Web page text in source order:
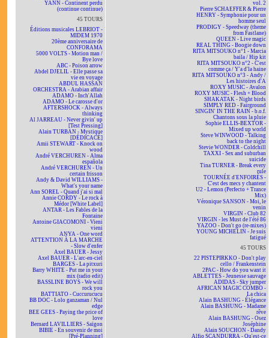
YANN - Continent perdu
(continue continue)
45 TOURS
Éditions musicales LEBRIOT -
MIDEM 1970
20ème anniversaire de
CONFORAMA
5000 VOLTS - Motion man /
Bye love
ABC - Poison arrow
Abdel DJELIL - Elle passe sa
vie en voyage
ABDUL HASSAN
ORCHESTRA - Arabian affair
ADAMO - Inch'Allah
ADAMO - Le carosse d'or
AFTERSHOCK - Always
thinking
Al JARREAU - Never givin' up
[Test Pressing]
Alain TURBAN - Mystique
[DÉDICACÉ]
Amii STEWART - Knock on
wood
André VERCHUREN - Alma
española
André VERCHUREN - Un
certain frisson
Andy & David WILLIAMS -
What's your name
Ann SOREL - Quand j'ai si mal
Annie CORDY - Le rock à
Médor [White Label]
ANTAR - Les Fables de la
Fontaine
Antoine GIACOMONI - Vieni
vieni
ANYA - One word
ATTENTION À LA MARCHE
- Slow d'enfer
Axel BAUER - Jessy
Axel BAUER - L'arc-en-ciel
BARGES - La pitxuri
Barry WHITE - Put me in your
mix (radio edit)
BASSLINE BOYS - We will
rock you
BATTIATO - Cuccurucucu
BB DOC - Lolo ganzaman / Nul
edge
BEE GEES - Paying the price of
love
Bernard LAVILLIERS - Saïgon
BIBIE - En souvenir de moi
[Pré-Planning]
vol. 2
Pierre SCHAEFFER & Pierre
HENRY - Symphonie pour un
homme seul
PRODIGY - Speedway (theme
from Fastlane)
QUEEN - Live magic
REAL THING - Boogie down
RITA MITSOUKO n°1 - Marcia
baila / Hip kit
RITA MITSOUKO n°2 - C'est
comme ça / Y'a d'la haine
RITA MITSOUKO n°3 - Andy /
Les histoires d'A
ROXY MUSIC - Avalon
ROXY MUSIC - Flesh + Blood
SHAKATAK - Night birds
SIMPLY RED - Fairground
SINGIN' IN THE RAIN - b.o.f.
Chantons sous la pluie
Sophie ELLIS-BEXTOR -
Mixed up world
Steve WINWOOD - Talking
back to the night
Stevie WONDER - Coldchill
TAXXI - Sex and suburban
suicide
Tina TURNER - Break every
rule
TOURNÉE d'ENFOIRÉS -
C'est des mecs y chantent
U2 - Lemon (Perfecto + Trance
Mix)
Véronique SANSON - Moi, le
venin
VIRGIN - Club 82
VIRGIN - les Must de l'été 86
YAZOO - Don't go (re-mixes)
YOUNG MICHELIN - Je suis
fatigué
45 TOURS
22 PISTEPIRKKO - Don't play
cello / Frankenstein
2PAC - How do you want it
ABLETTES - Jeunesse sauvage
ADIDAS - Sky jumper
AFRICAN MAGIC COMBO -
La chica
Alain BASHUNG - Élégance
Alain BASHUNG - Madame
rêve
Alain BASHUNG - Osez
Joséphine
Alain SOUCHON - Dandy
Alfio SCANDURRA - Qu'est-ce